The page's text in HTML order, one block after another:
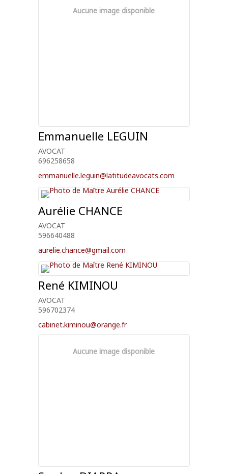
Aucune image disponible
Emmanuelle LEGUIN
AVOCAT
696258658
emmanuelle.leguin@latitudeavocats.com
Aurélie CHANCE
AVOCAT
596640488
aurelie.chance@gmail.com
René KIMINOU
AVOCAT
596702374
cabinet.kiminou@orange.fr
Aucune image disponible